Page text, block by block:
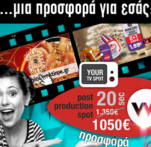
...μια προσφορά για